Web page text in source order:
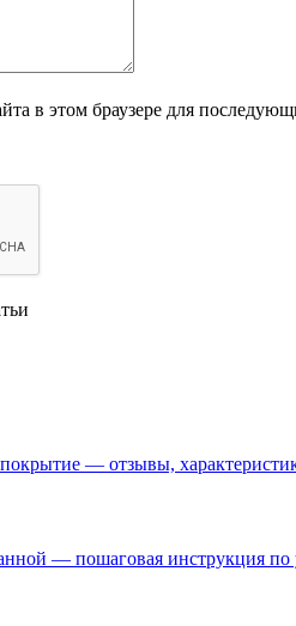
в этом браузере для
— отзывы,
— пошаговая инструкция по